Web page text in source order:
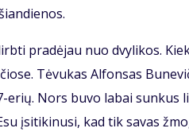
pra­dė­jau nuo dvy­li­kos.
Tė­vu­kas Al­fon­sas
erių. Nors bu­vo la­bai sun­kus
įsi­ti­ki­nu­si, kad tik sa­vas